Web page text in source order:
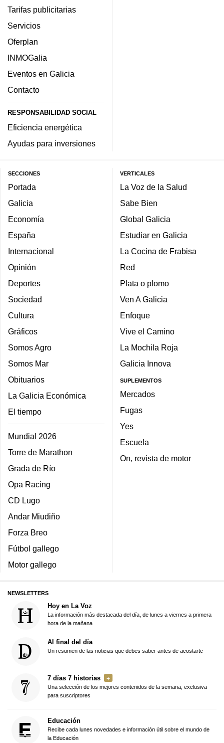
Tarifas publicitarias
Servicios
Oferplan
INMOGalia
Eventos en Galicia
Contacto
RESPONSABILIDAD SOCIAL
Eficiencia energética
Ayudas para inversiones
SECCIONES
Portada
Galicia
Economía
España
Internacional
Opinión
Deportes
Sociedad
Cultura
Gráficos
Somos Agro
Somos Mar
Obituarios
La Galicia Económica
El tiempo
Mundial 2026
Torre de Marathon
Grada de Río
Opa Racing
CD Lugo
Andar Miudiño
Forza Breo
Fútbol gallego
Motor gallego
VERTICALES
La Voz de la Salud
Sabe Bien
Global Galicia
Estudiar en Galicia
La Cocina de Frabisa
Red
Plata o plomo
Ven A Galicia
Enfoque
Vive el Camino
La Mochila Roja
Galicia Innova
SUPLEMENTOS
Mercados
Fugas
Yes
Escuela
On, revista de motor
NEWSLETTERS
Hoy en La Voz
La información más destacada del día, de lunes a viernes a primera
hora de la mañana
Al final del día
Un resumen de las noticias que debes saber antes de acostarte
7 días 7 historias
Una selección de los mejores contenidos de la semana, exclusiva
para suscriptores
Educación
Recibe cada lunes novedades e información útil sobre el mundo de
la Educación